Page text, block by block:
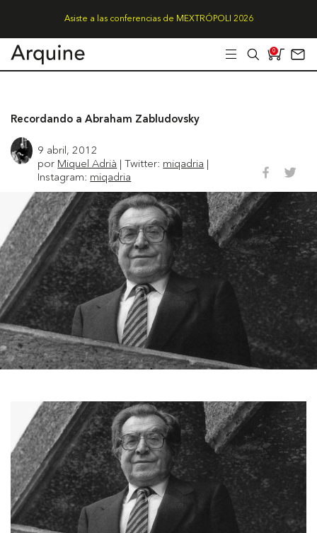
Asiste a las conferencias de MEXTRÓPOLI 2026
0
Recordando a Abraham Zabludovsky
9 abril, 2012
por Miquel Adrià | Twitter: miqadria |
Instagram: miqadria